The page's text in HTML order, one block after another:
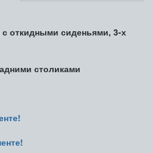
откидными сиденьями, 3-х
столиками